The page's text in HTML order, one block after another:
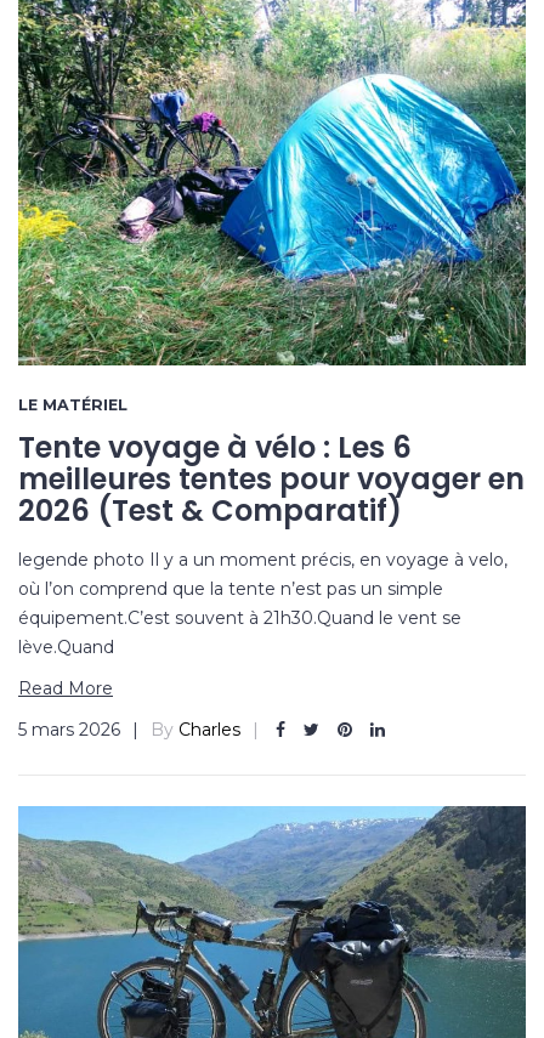
LE MATÉRIEL
Tente voyage à vélo : Les 6
meilleures tentes pour voyager en
2026 (Test & Comparatif)
legende photo Il y a un moment précis, en voyage à velo,
où l’on comprend que la tente n’est pas un simple
équipement.C’est souvent à 21h30.Quand le vent se
lève.Quand
Read More
5 mars 2026
By Charles